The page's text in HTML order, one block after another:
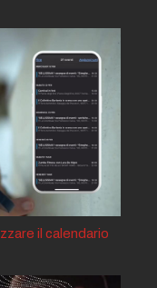
il calendario